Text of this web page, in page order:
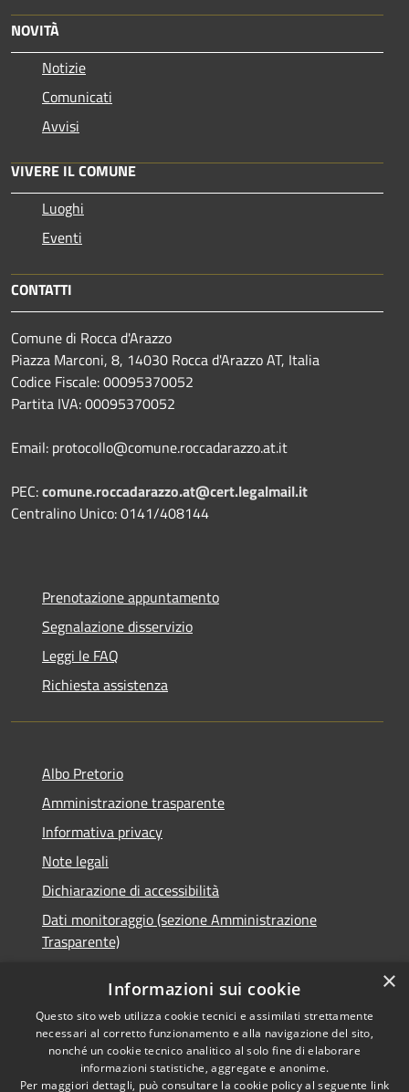
NOVITÀ
Notizie
Comunicati
Avvisi
VIVERE IL COMUNE
Luoghi
Eventi
CONTATTI
Comune di Rocca d'Arazzo
Piazza Marconi, 8, 14030 Rocca d'Arazzo AT, Italia
Codice Fiscale: 00095370052
Partita IVA: 00095370052
Email: protocollo@comune.roccadarazzo.at.it
PEC:comune.roccadarazzo.at@cert.legalmail.it
Centralino Unico: 0141/408144
Prenotazione appuntamento
Segnalazione disservizio
Leggi le FAQ
Richiesta assistenza
Albo Pretorio
Amministrazione trasparente
Informativa privacy
Note legali
Dichiarazione di accessibilità
Dati monitoraggio (sezione Amministrazione
Trasparente)
RSS
Accessibilità
Privacy
Comune convenzionato
Astigov
×
Informazioni sui cookie
Questo sito web utilizza cookie tecnici e assimilati strettamente
necessari al corretto funzionamento e alla navigazione del sito,
nonché un cookie tecnico analitico al solo fine di elaborare
informazioni statistiche, aggregate e anonime.
Per maggiori dettagli, può consultare la cookie policy al seguente link